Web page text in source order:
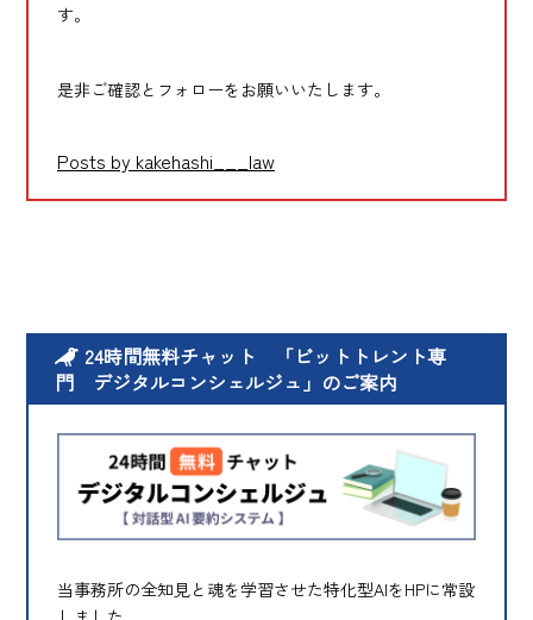
す。
是非ご確認とフォローをお願いいたします。
Posts by kakehashi___law
24時間無料チャット 「ビットトレント専
門 デジタルコンシェルジュ」のご案内
当事務所の全知見と魂を学習させた特化型AIをHPに常設